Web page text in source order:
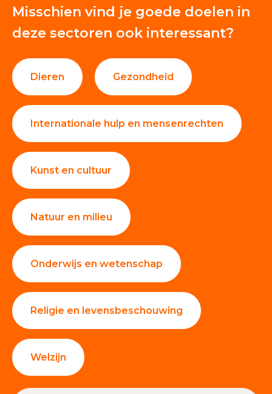
Misschien vind je goede doelen in
deze sectoren ook interessant?
Dieren Gezondheid
Internationale hulp en mensenrechten
Kunst en cultuur
Natuur en milieu
Onderwijs en wetenschap
Religie en levensbeschouwing
Welzijn